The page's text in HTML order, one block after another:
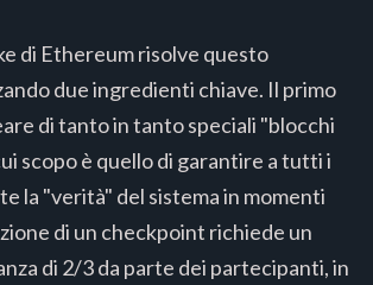
di Ethereum risolve questo
due ingredienti chiave. Il primo
di tanto in tanto speciali "blocchi
scopo è quello di garantire a tutti i
la "verità" del sistema in momenti
di un checkpoint richiede un
di 2/3 da parte dei partecipanti, in